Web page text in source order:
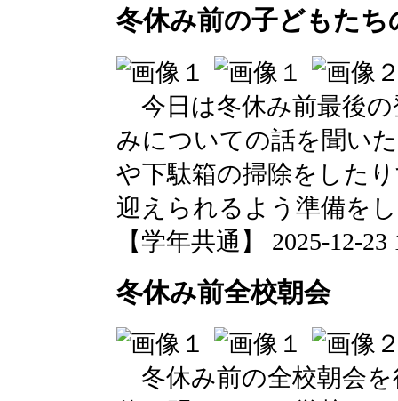
冬休み前の子どもたち
今日は冬休み前最後の
みについての話を聞い
や下駄箱の掃除をした
迎えられるよう準備を
【学年共通】 2025-12-23
冬休み前全校朝会
冬休み前の全校朝会を